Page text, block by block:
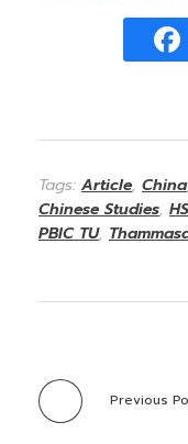
Tags: Article, China
Chinese Studies,
PBIC TU,
Previous